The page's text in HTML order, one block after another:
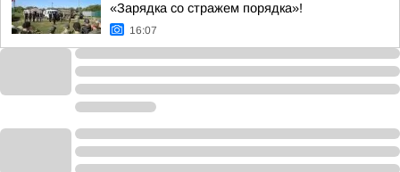
«Зарядка со стражем порядка»!
16:07